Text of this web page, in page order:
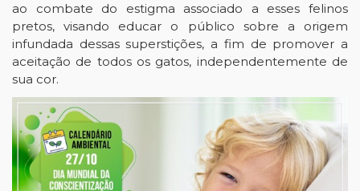
ao combate do estigma associado a esses felinos
pretos, visando educar o público sobre a origem
infundada dessas superstições, a fim de promover a
aceitação de todos os gatos, independentemente de
sua cor.